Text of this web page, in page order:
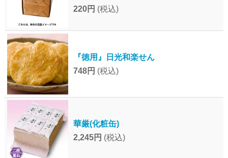
220円 (税込)
『徳用』日光和楽せん
748円 (税込)
華厳(化粧缶)
2,245円 (税込)